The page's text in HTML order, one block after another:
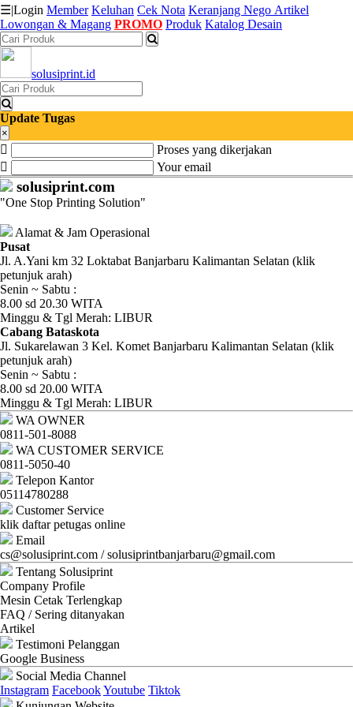
Katalog
Produk
Petugas
Riwayat
Transaksi
Tagihan
Berjalan
Pembayaran
Pendapatan
Fee
Ganti
Password
Logout
☰|Login Member Keluhan Cek Nota Keranjang Nego Artikel
Lowongan & Magang PROMO Produk Katalog Desain
solusiprint.id
Update Tugas
×
Proses yang dikerjakan
Your email
solusiprint.com
"One Stop Printing Solution"
Alamat & Jam Operasional
Pusat
Jl. A.Yani km 32 Loktabat Banjarbaru Kalimantan Selatan (klik
petunjuk arah)
Senin ~ Sabtu :
8.00 sd 20.30 WITA
Minggu & Tgl Merah: LIBUR
Cabang Bataskota
Jl. Sukarelawan 3 Kel. Komet Banjarbaru Kalimantan Selatan (klik
petunjuk arah)
Senin ~ Sabtu :
8.00 sd 20.00 WITA
Minggu & Tgl Merah: LIBUR
WA OWNER
0811-501-8088
WA CUSTOMER SERVICE
0811-5050-40
Telepon Kantor
05114780288
Customer Service
klik daftar petugas online
Email
cs@solusiprint.com / solusiprintbanjarbaru@gmail.com
Tentang Solusiprint
Company Profile
Mesin Cetak Terlengkap
FAQ / Sering ditanyakan
Artikel
Testimoni Pelanggan
Google Business
Social Media Channel
Instagram FacebookYoutube Tiktok